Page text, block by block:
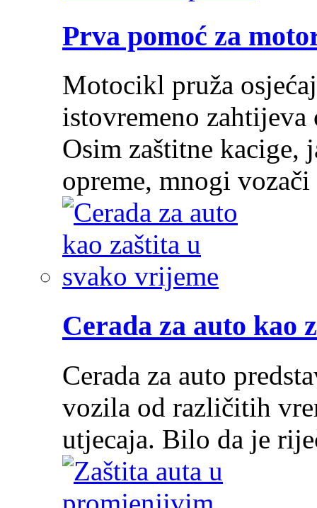
Prva pomoć za
Motocikl pruža
istovremeno
Osim zaštitne kacige,
opreme, mnogi
Cerada za auto kao
Cerada za auto
vozila od različitih
utjecaja. Bilo da je